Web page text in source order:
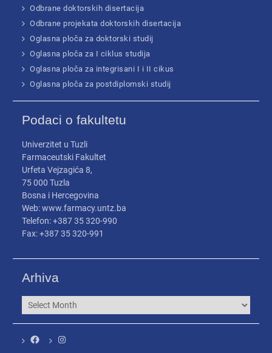
Odbrane doktorskih disertacija
Odbrane projekata doktorskih disertacija
Oglasna ploča za doktorski studij
Oglasna ploča za I ciklus studija
Oglasna ploča za integrisani I i II cikus
Oglasna ploča za postdiplomski studij
Podaci o fakultetu
Univerzitet u Tuzli
Farmaceutski Fakultet
Urfeta Vejzagića 8,
75 000 Tuzla
Bosna i Hercegovina
Web: www.farmacy.untz.ba
Telefon: +387 35 320-990
Fax: +387 35 320-991
Arhiva
Arhiva
FacebookInstagram